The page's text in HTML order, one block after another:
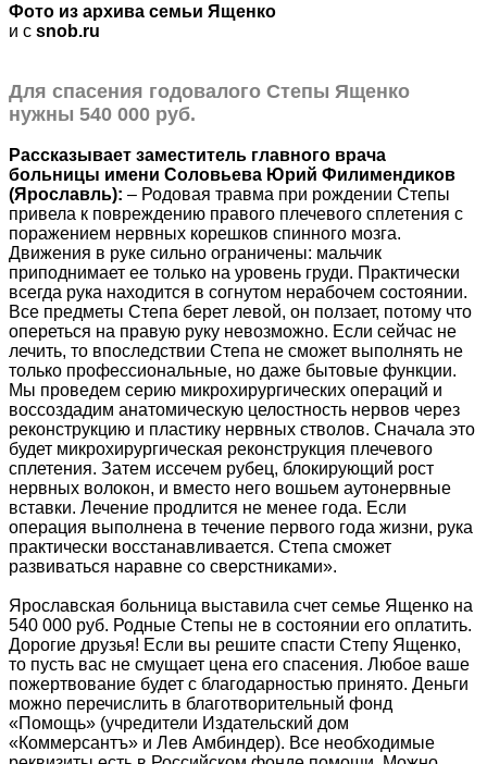
Фото из архива семьи Ященко
и с snob.ru
Для спасения годовалого Степы Ященко
нужны 540 000 руб.
Рассказывает заместитель главного врача
больницы имени Соловьева Юрий Филимендиков
(Ярославль): – Родовая травма при рождении Степы
привела к повреждению правого плечевого сплетения с
поражением нервных корешков спинного мозга.
Движения в руке сильно ограничены: мальчик
приподнимает ее только на уровень груди. Практически
всегда рука находится в согнутом нерабочем состоянии.
Все предметы Степа берет левой, он ползает, потому что
опереться на правую руку невозможно. Если сейчас не
лечить, то впоследствии Степа не сможет выполнять не
только профессиональные, но даже бытовые функции.
Мы проведем серию микрохирургических операций и
воссоздадим анатомическую целостность нервов через
реконструкцию и пластику нервных стволов. Сначала это
будет микрохирургическая реконструкция плечевого
сплетения. Затем иссечем рубец, блокирующий рост
нервных волокон, и вместо него вошьем аутонервные
вставки. Лечение продлится не менее года. Если
операция выполнена в течение первого года жизни, рука
практически восстанавливается. Степа сможет
развиваться наравне со сверстниками».
Ярославская больница выставила счет семье Ященко на
540 000 руб. Родные Степы не в состоянии его оплатить.
Дорогие друзья! Если вы решите спасти Степу Ященко,
то пусть вас не смущает цена его спасения. Любое ваше
пожертвование будет с благодарностью принято. Деньги
можно перечислить в благотворительный фонд
«Помощь» (учредители Издательский дом
«Коммерсантъ» и Лев Амбиндер). Все необходимые